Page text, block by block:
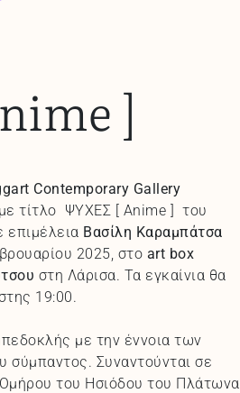
]
Contemporary Gallery
τίτλο ΨΥΧΕΣ [ Anime ] του
επιμέλεια Βασίλη Καραμπάτσα
2025, στο art box
στη Λάρισα. Τα εγκαίνια θα
19:00.
με την έννοια των
σύμπαντος. Συναντούνται σε
του Ησιόδου του Πλάτωνα